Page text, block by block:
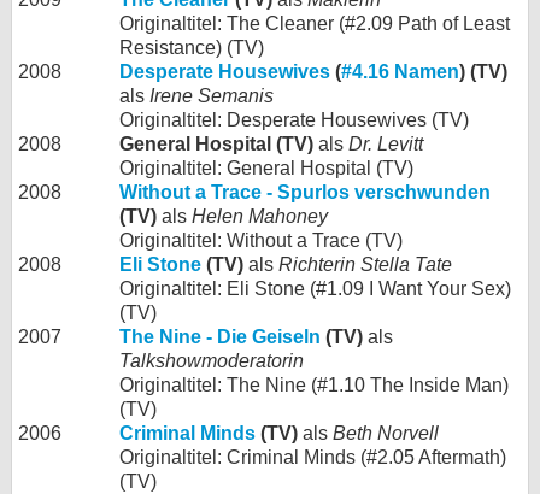
Originaltitel: The Cleaner (#2.09 Path of Least
Resistance) (TV)
2008
Desperate Housewives (#4.16 Namen) (TV)
als Irene Semanis
Originaltitel: Desperate Housewives (TV)
2008
General Hospital (TV) als Dr. Levitt
Originaltitel: General Hospital (TV)
2008
Without a Trace - Spurlos verschwunden
(TV) als Helen Mahoney
Originaltitel: Without a Trace (TV)
2008
Eli Stone (TV) als Richterin Stella Tate
Originaltitel: Eli Stone (#1.09 I Want Your Sex)
(TV)
2007
The Nine - Die Geiseln (TV) als
Talkshowmoderatorin
Originaltitel: The Nine (#1.10 The Inside Man)
(TV)
2006
Criminal Minds (TV) als Beth Norvell
Originaltitel: Criminal Minds (#2.05 Aftermath)
(TV)